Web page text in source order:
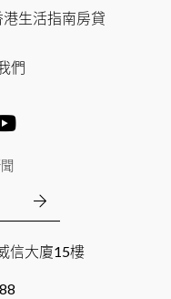
港生活指南房貸
們
信大廈15樓